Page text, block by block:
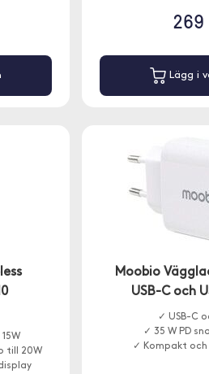
Lägg i
till 20W
Moobio
USB-C och
✓ USB-C
✓ 35 W PD
✓ Kompakt och